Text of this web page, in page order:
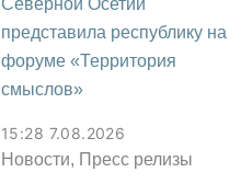
15:28 7.08.2026
Новости, Пресс релизы